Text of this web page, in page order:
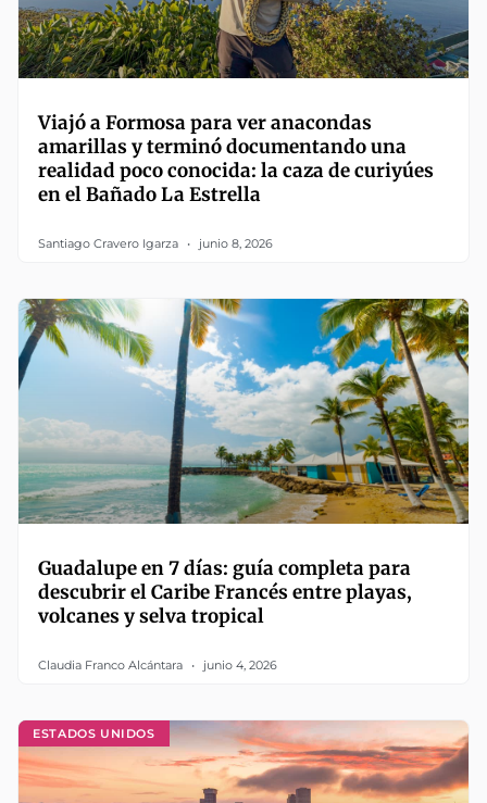
Viajó a Formosa para ver anacondas
amarillas y terminó documentando una
realidad poco conocida: la caza de curiyúes
en el Bañado La Estrella
Santiago Cravero Igarza junio 8, 2026
Guadalupe en 7 días: guía completa para
descubrir el Caribe Francés entre playas,
volcanes y selva tropical
Claudia Franco Alcántara junio 4, 2026
ESTADOS UNIDOS